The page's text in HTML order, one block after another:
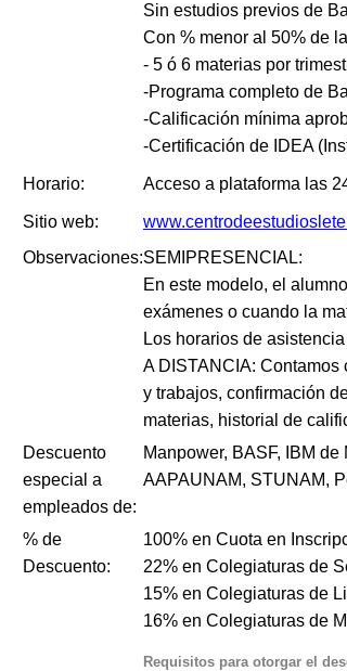
Sin estudios previos de
Con % menor al 50% de
- 5 ó 6 materias por
-Programa completo de
-Calificación mínima
-Certificación de IDEA
Horario: Acceso a plataforma las
Sitio web:
Observaciones:SEMIPRESENCIAL:
En este modelo, el
exámenes o cuando la
Los horarios de
A DISTANCIA: Contamos
y trabajos, confirmación
materias, historial de
Descuento
especial a
empleados de:
Manpower, BASF, IBM
AAPAUNAM, STUNAM,
% de
Descuento:
100% en Cuota en
22% en Colegiaturas de
15% en Colegiaturas de
16% en Colegiaturas de
Requisitos para otorgar el